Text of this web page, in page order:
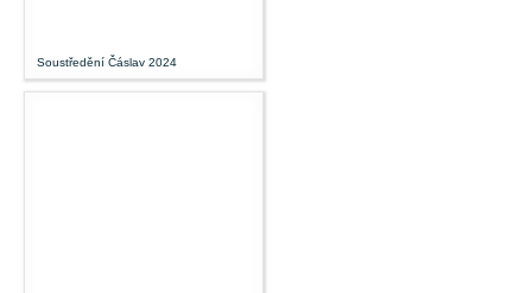
Soustředění Čáslav 2024